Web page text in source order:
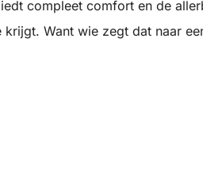
compleet comfort en de
Want wie zegt dat naar